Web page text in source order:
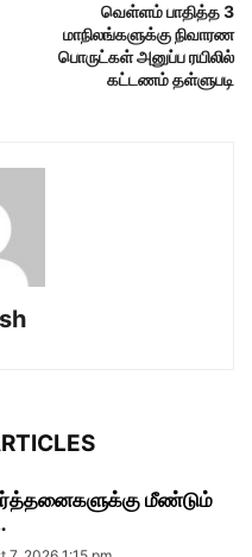
வெள்ளம் பாதித்த 3
மாநிலங்களுக்கு நிவாரண
பொருட்கள் அனுப்ப ரயிலில்
கட்டணம் தள்ளுபடி
மீண்டும்